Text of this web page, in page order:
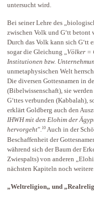
untersucht wird.
Bei seiner Lehre des
zwischen Volk und G‘tt betont
Durch das Volk kann sich G‘tt
sogar die Gleichung „Völker =
Institutionen bzw.
unmetaphysischen Welt
Die diversen Gottesnamen in
(Bibelwissenschaft), sie
G‘ttes verbunden (Kabbalah),
erklärt Goldberg auch den
IHWH mit den Elohim der
hervorgeht".10 Auch in der
Beschaffenheit der
während sich der Baum der
Zwiespalts) von anderen
nächsten Kapiteln noch
„Weltreligion„ und